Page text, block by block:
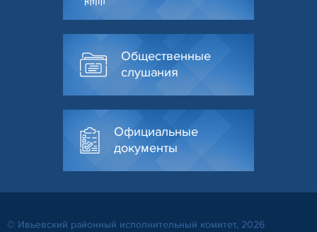
Общественные
слушания
Официальные
документы
© Ивьевский районный исполнительный комитет, 2026